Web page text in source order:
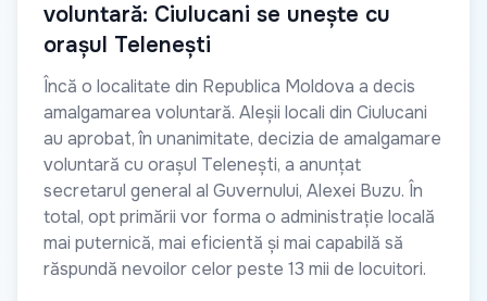
voluntară: Ciulucani se unește cu
orașul Telenești
Încă o localitate din Republica Moldova a decis
amalgamarea voluntară. Aleșii locali din Ciulucani
au aprobat, în unanimitate, decizia de amalgamare
voluntară cu orașul Telenești, a anunțat
secretarul general al Guvernului, Alexei Buzu. În
total, opt primării vor forma o administrație locală
mai puternică, mai eficientă și mai capabilă să
răspundă nevoilor celor peste 13 mii de locuitori.